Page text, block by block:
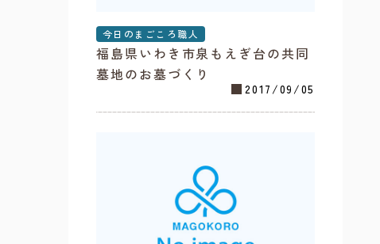
今日のまごころ職人
2017/09/05
福島県いわき市泉もえぎ台の共同
墓地のお墓づくり